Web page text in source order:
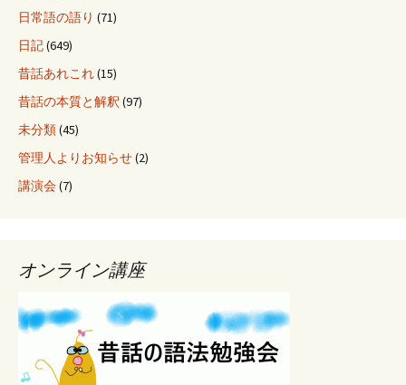
日常語の語り (71)
日記(649)
昔話あれこれ(15)
昔話の本質と解釈 (97)
未分類(45)
管理人よりお知らせ(2)
講演会(7)
オンライン講座